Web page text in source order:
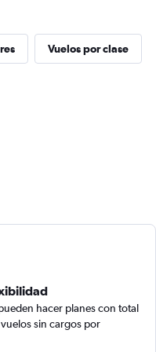
Vuelos por clase
hacer planes con total
sin cargos por